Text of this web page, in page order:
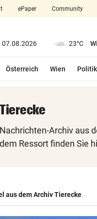
closeSchließen
arrow_right
ePaper Community
aufklappen
07.08.2026 23°C
Österreich Wien Politik
Tierecke
Nachrichten-Archiv aus
dem Ressort finden Sie
aus dem Archiv Tierecke